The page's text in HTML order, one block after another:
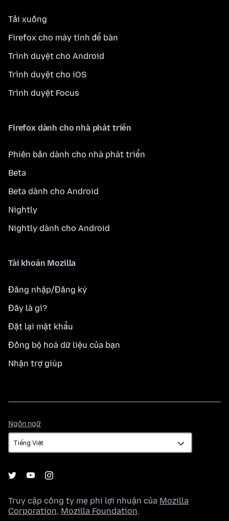
Tải xuống
Firefox cho máy tính để bàn
Trình duyệt cho Android
Trình duyệt cho iOS
Trình duyệt Focus
Firefox dành cho nhà phát triển
Phiên bản dành cho nhà phát triển
Beta
Beta dành cho Android
Nightly
Nightly dành cho Android
Tài khoản Mozilla
Đăng nhập/Đăng ký
Đây là gì?
Đặt lại mật khẩu
Đồng bộ hoá dữ liệu của bạn
Nhận trợ giúp
Ngôn ngữ
ngữ
Truy cập công ty mẹ phi lợi nhuận của Mozilla
Corporation, Mozilla Foundation.